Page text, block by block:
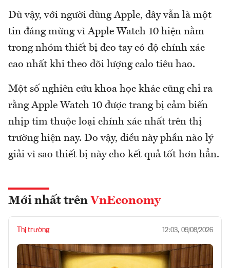
Dù vậy, với người dùng Apple, đây vẫn là một
tin đáng mừng vì Apple Watch 10 hiện nằm
trong nhóm thiết bị đeo tay có độ chính xác
cao nhất khi theo dõi lượng calo tiêu hao.
Một số nghiên cứu khoa học khác cũng chỉ ra
rằng Apple Watch 10 được trang bị cảm biến
nhịp tim thuộc loại chính xác nhất trên thị
trường hiện nay. Do vậy, điều này phần nào lý
giải vì sao thiết bị này cho kết quả tốt hơn hẳn.
Mới nhất trên VnEconomy
Thị trường 12:03, 09/08/2026